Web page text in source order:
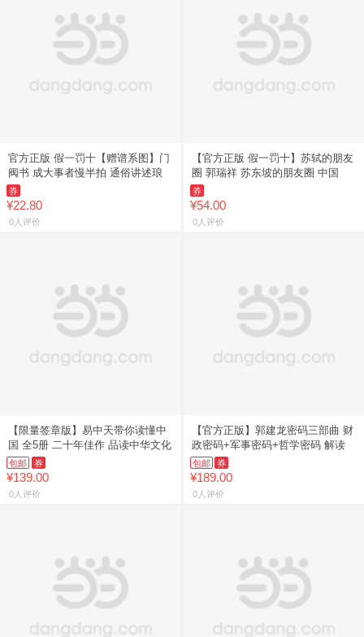
官方正版 假一罚十【赠谱系图】门
阀书 成大事者慢半拍 通俗讲述琅
券
¥22.80
0人评价
【官方正版 假一罚十】苏轼的朋友
圈 郭瑞祥 苏东坡的朋友圈 中国
券
¥54.00
0人评价
【限量签章版】易中天带你读懂中
国 全5册 二十年佳作 品读中华文化
包邮 券
¥139.00
0人评价
【官方正版】郭建龙密码三部曲 财
政密码+军事密码+哲学密码 解读
包邮 券
¥189.00
0人评价